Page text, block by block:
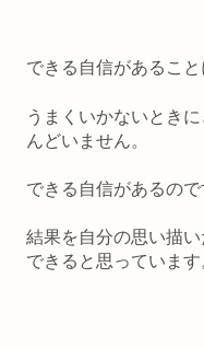
できる自信があること
うまくいかないとき
んどいません。
できる自信があるので
結果を自分の思い描
できると思っています